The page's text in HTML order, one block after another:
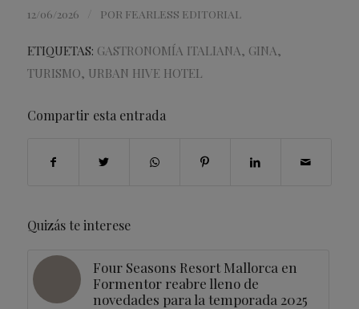
12/06/2026 POR FEARLESS EDITORIAL
ETIQUETAS: GASTRONOMÍA ITALIANA, GINA,
TURISMO, URBAN HIVE HOTEL
Compartir esta entrada
Quizás te interese
Four Seasons Resort Mallorca en
Formentor reabre lleno de
novedades para la temporada 2025